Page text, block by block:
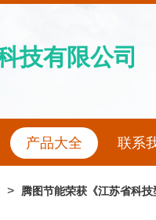
技有限公司
产品大全 联系
> 腾图节能荣获《江苏省科